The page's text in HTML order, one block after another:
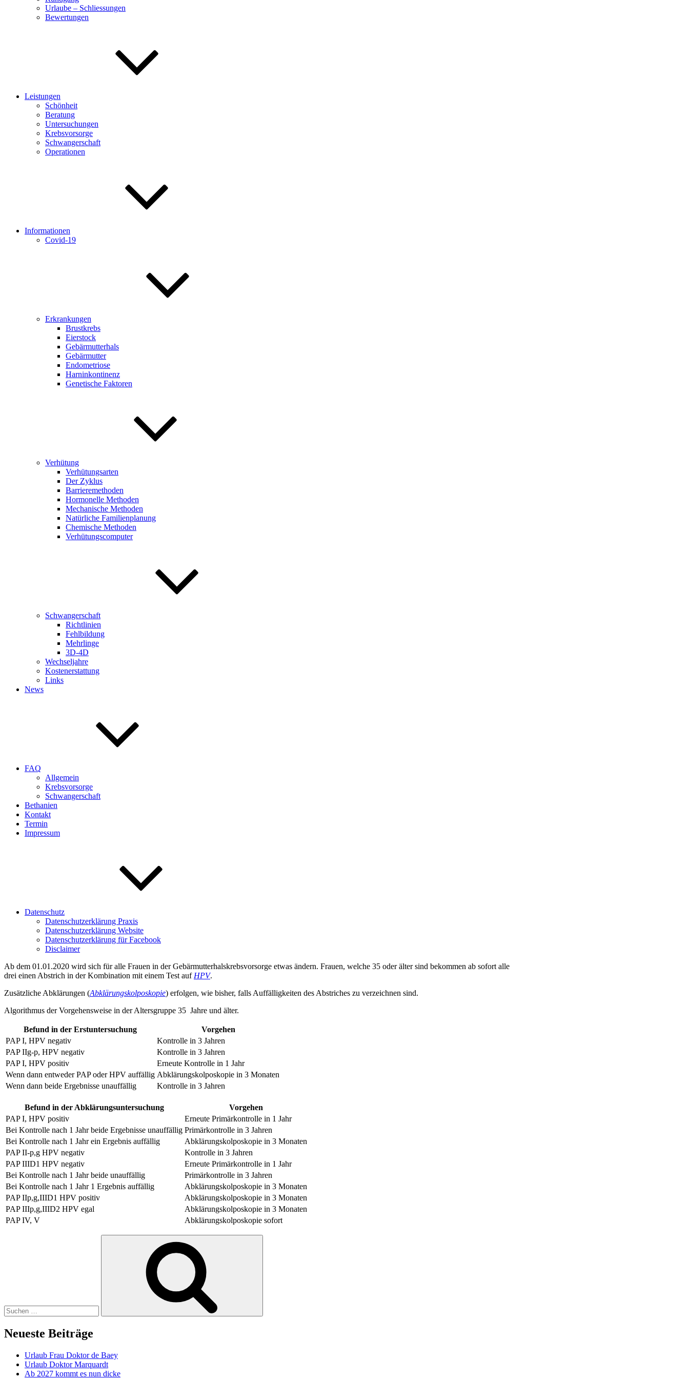
Urlaube – Schliessungen
Bewertungen
Leistungen
Schönheit
Beratung
Untersuchungen
Krebsvorsorge
Schwangerschaft
Operationen
Informationen
Covid-19
Erkrankungen
Brustkrebs
Eierstock
Gebärmutterhals
Gebärmutter
Endometriose
Harninkontinenz
Genetische Faktoren
Verhütung
Verhütungsarten
Der Zyklus
Barrieremethoden
Hormonelle Methoden
Mechanische Methoden
Natürliche Familienplanung
Chemische Methoden
Verhütungscomputer
Schwangerschaft
Richtlinien
Fehlbildung
Mehrlinge
3D-4D
Wechseljahre
Kostenerstattung
Links
News
FAQ
Allgemein
Krebsvorsorge
Schwangerschaft
Bethanien
Kontakt
Termin
Impressum
Datenschutz
Datenschutzerklärung Praxis
Datenschutzerklärung Website
Datenschutzerklärung für Facebook
Disclaimer
Ab dem 01.01.2020 wird sich für alle Frauen in der Gebärmutterhalskrebsvorsorge etwas ändern. Frauen, welche 35 oder älter sind bekommen ab sofort alle
drei einen Abstrich in der Kombination mit einem Test auf HPV.
Zusätzliche Abklärungen (Abklärungskolposkopie) erfolgen, wie bisher, falls Auffälligkeiten des Abstriches zu verzeichnen sind.
Algorithmus der Vorgehensweise in der Altersgruppe 35 Jahre und älter.
Befund in der Erstuntersuchung
Vorgehen
PAP I, HPV negativ
Kontrolle in 3 Jahren
PAP IIg-p, HPV negativ
Kontrolle in 3 Jahren
PAP I, HPV positiv
Erneute Kontrolle in 1 Jahr
Wenn dann entweder PAP oder HPV auffällig Abklärungskolposkopie in 3 Monaten
Wenn dann beide Ergebnisse unauffällig
Kontrolle in 3 Jahren
Befund in der Abklärungsuntersuchung
Vorgehen
PAP I, HPV positiv
Erneute Primärkontrolle in 1 Jahr
Bei Kontrolle nach 1 Jahr beide Ergebnisse unauffällig Primärkontrolle in 3 Jahren
Bei Kontrolle nach 1 Jahr ein Ergebnis auffällig
Abklärungskolposkopie in 3 Monaten
PAP II-p,g HPV negativ
Kontrolle in 3 Jahren
PAP IIID1 HPV negativ
Erneute Primärkontrolle in 1 Jahr
Bei Kontrolle nach 1 Jahr beide unauffällig
Primärkontrolle in 3 Jahren
Bei Kontrolle nach 1 Jahr 1 Ergebnis auffällig
Abklärungskolposkopie in 3 Monaten
PAP IIp,g,IIID1 HPV positiv
Abklärungskolposkopie in 3 Monaten
PAP IIIp,g,IIID2 HPV egal
Abklärungskolposkopie in 3 Monaten
PAP IV, V
Abklärungskolposkopie sofort
Neueste Beiträge
Urlaub Frau Doktor de Baey
Urlaub Doktor Marquardt
Ab 2027 kommt es nun dicke